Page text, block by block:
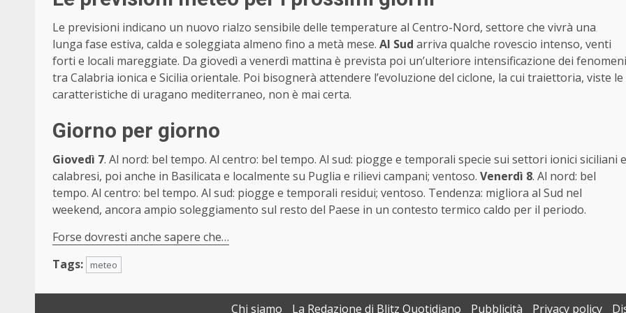
Le previsioni indicano un nuovo rialzo sensibile delle temperature al Centro-Nord, settore che vivrà una
lunga fase estiva, calda e soleggiata almeno fino a metà mese. Al Sud arriva qualche rovescio intenso, venti
forti e locali mareggiate. Da giovedì a venerdì mattina è prevista poi un’ulteriore intensificazione dei fenomeni
tra Calabria ionica e Sicilia orientale. Poi bisognerà attendere l’evoluzione del ciclone, la cui traiettoria, viste le
caratteristiche di uragano mediterraneo, non è mai certa.
Giorno per giorno
Giovedì 7. Al nord: bel tempo. Al centro: bel tempo. Al sud: piogge e temporali specie sui settori ionici siciliani e
calabresi, poi anche in Basilicata e localmente su Puglia e rilievi campani; ventoso. Venerdì 8. Al nord: bel
tempo. Al centro: bel tempo. Al sud: piogge e temporali residui; ventoso. Tendenza: migliora al Sud nel
weekend, ancora ampio soleggiamento sul resto del Paese in un contesto termico caldo per il periodo.
Forse dovresti anche sapere che…
Tags:
meteo
Chi siamo La Redazione di Blitz Quotidiano Pubblicità Privacy policy